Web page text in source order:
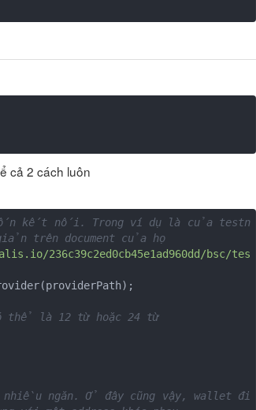
cả 2 cách luôn
kết nối. Trong ví dụ là của testn
trên document của họ
236c39c2ed0cb45e1ad960dd/bsc/tes
thể là 12 từ hoặc 24 từ
ngăn. Ở đây cũng vậy, wallet đi